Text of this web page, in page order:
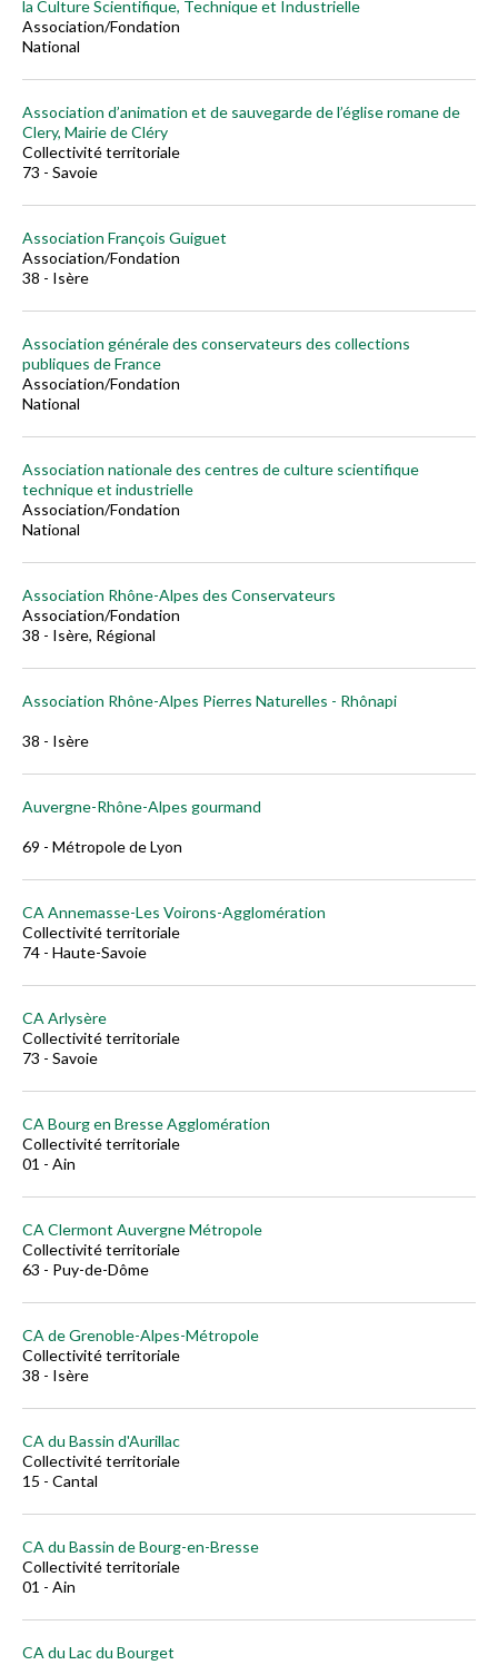
la Culture Scientifique, Technique et Industrielle
Association/Fondation
National
Association d’animation et de sauvegarde de l’église romane de
Clery, Mairie de Cléry
Collectivité territoriale
73 - Savoie
Association François Guiguet
Association/Fondation
38 - Isère
Association générale des conservateurs des collections
publiques de France
Association/Fondation
National
Association nationale des centres de culture scientifique
technique et industrielle
Association/Fondation
National
Association Rhône-Alpes des Conservateurs
Association/Fondation
38 - Isère, Régional
Association Rhône-Alpes Pierres Naturelles - Rhônapi
38 - Isère
Auvergne-Rhône-Alpes gourmand
69 - Métropole de Lyon
CA Annemasse-Les Voirons-Agglomération
Collectivité territoriale
74 - Haute-Savoie
CA Arlysère
Collectivité territoriale
73 - Savoie
CA Bourg en Bresse Agglomération
Collectivité territoriale
01 - Ain
CA Clermont Auvergne Métropole
Collectivité territoriale
63 - Puy-de-Dôme
CA de Grenoble-Alpes-Métropole
Collectivité territoriale
38 - Isère
CA du Bassin d'Aurillac
Collectivité territoriale
15 - Cantal
CA du Bassin de Bourg-en-Bresse
Collectivité territoriale
01 - Ain
CA du Lac du Bourget